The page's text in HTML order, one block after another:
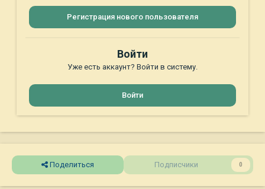
Регистрация нового пользователя
Войти
Уже есть аккаунт? Войти в систему.
Войти
Поделиться Подписчики 0